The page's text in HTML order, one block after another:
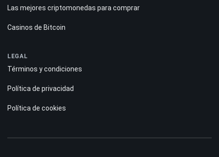
Las mejores criptomonedas para comprar
Casinos de Bitcoin
LEGAL
Términos y condiciones
Política de privacidad
Política de cookies